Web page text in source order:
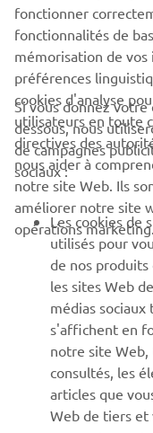
CORPORATE
PROS & B2B
PLUS YAMAHA
SUPPORT
NEWSLETTER
Découvrez en
spéciaux, les
fonctionner
fonctionnalités de
mémorisation de
préférences
cookies d'analyse
utilisateurs en toute
directives des
nous aider à
notre site Web. Ils
améliorer notre site
opérations
Si vous donnez
dessous, nous
de campagnes
sociaux :
Les cookies de
utilisés pour
de nos
les sites Web
médias sociaux
s'affichent en
notre site Web,
consultés, les
articles que
Web de tiers et